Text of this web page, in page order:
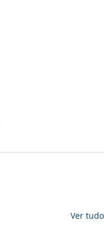
Ver tudo